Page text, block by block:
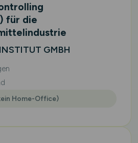
für die
GMBH
Home-Office)